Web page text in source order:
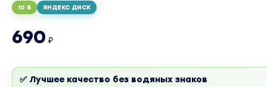
10 Б ЯНДЕКС ДИСК
690 ₽
✅ Лучшее качество без водяных знаков